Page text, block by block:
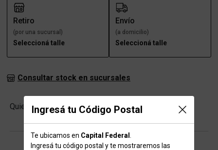
Ingresá tu Código Postal
Te ubicamos en Capital Federal
Ingresá tu código postal y te mostraremos las
Retiro
(por una sucursal)
Seleccioná talle
Envío
(a domicilio)
Seleccioná talle
Consultar stock en sucursales
Quiero -
Cantidad +